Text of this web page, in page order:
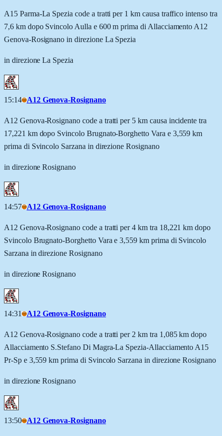
A15 Parma-La Spezia code a tratti per 1 km causa traffico intenso tra
7,6 km dopo Svincolo Aulla e 600 m prima di Allacciamento A12
Genova-Rosignano in direzione La Spezia
in direzione La Spezia
15:14 A12 Genova-Rosignano
A12 Genova-Rosignano code a tratti per 5 km causa incidente tra
17,221 km dopo Svincolo Brugnato-Borghetto Vara e 3,559 km
prima di Svincolo Sarzana in direzione Rosignano
in direzione Rosignano
14:57 A12 Genova-Rosignano
A12 Genova-Rosignano code a tratti per 4 km tra 18,221 km dopo
Svincolo Brugnato-Borghetto Vara e 3,559 km prima di Svincolo
Sarzana in direzione Rosignano
in direzione Rosignano
14:31 A12 Genova-Rosignano
A12 Genova-Rosignano code a tratti per 2 km tra 1,085 km dopo
Allacciamento S.Stefano Di Magra-La Spezia-Allacciamento A15
Pr-Sp e 3,559 km prima di Svincolo Sarzana in direzione Rosignano
in direzione Rosignano
13:50 A12 Genova-Rosignano